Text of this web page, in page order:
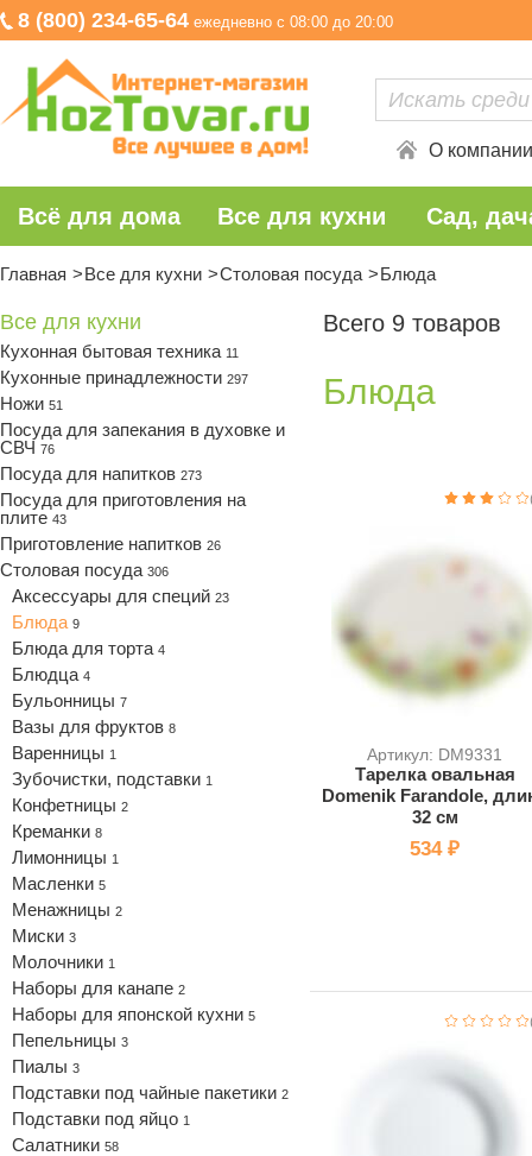
8 (800) 234-65-64 ежедневно с 08:00 до 20:00
О компании
Всё для дома Все для кухни Сад,
Главная Все для кухни Столовая посуда Блюда
Все для кухни
Кухонная бытовая техника 11
Кухонные принадлежности 297
Ножи 51
Посуда для запекания в духовке и
СВЧ 76
Посуда для напитков 273
Посуда для приготовления на
плите 43
Приготовление напитков 26
Столовая посуда 306
Аксессуары для специй 23
Блюда 9
Блюда для торта 4
Блюдца 4
Бульонницы 7
Вазы для фруктов 8
Варенницы 1
Зубочистки, подставки 1
Конфетницы 2
Креманки 8
Лимонницы 1
Масленки 5
Менажницы 2
Миски 3
Молочники 1
Наборы для канапе 2
Наборы для японской кухни 5
Пепельницы 3
Пиалы 3
Подставки под чайные пакетики 2
Подставки под яйцо 1
Салатники 58
Всего 9 товаров
Блюда
Артикул: DM9331
Тарелка овальная
Domenik Farandole,
32 см
534 ₽